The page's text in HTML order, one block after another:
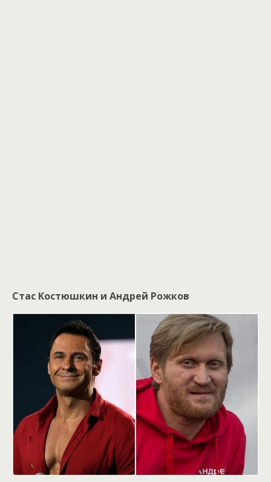
Стас Костюшкин и Андрей Рожков